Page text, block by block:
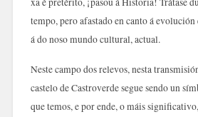
tempo, pero afastado en canto á evolución
á do noso mundo cultural, actual.
Neste campo dos relevos, nesta
castelo de Castroverde segue sendo un
que temos, e por ende, o máis